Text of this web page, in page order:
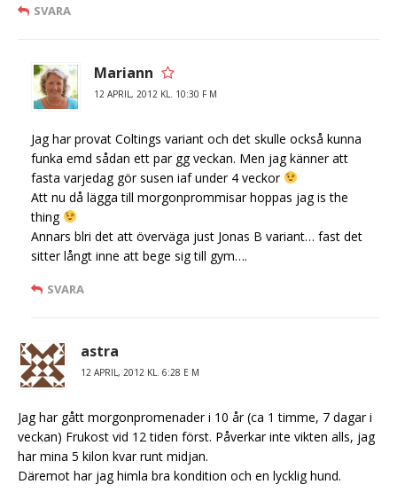
SVARA
Mariann
12 APRIL, 2012 KL. 10:30 F M
Jag har provat Coltings variant och det skulle också kunna
funka emd sådan ett par gg veckan. Men jag känner att
fasta varjedag gör susen iaf under 4 veckor
Att nu då lägga till morgonprommisar hoppas jag is the
thing
Annars blri det att överväga just Jonas B variant… fast det
sitter långt inne att bege sig till gym….
SVARA
astra
12 APRIL, 2012 KL. 6:28 E M
Jag har gått morgonpromenader i 10 år (ca 1 timme, 7 dagar i
veckan) Frukost vid 12 tiden först. Påverkar inte vikten alls, jag
har mina 5 kilon kvar runt midjan.
Däremot har jag himla bra kondition och en lycklig hund.